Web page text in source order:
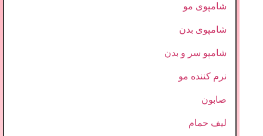
شامپوی مو
شامپوی بدن
شامپو سر و بدن
نرم کننده مو
صابون
لیف حمام